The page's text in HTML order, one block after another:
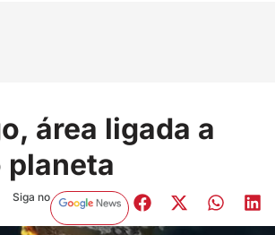
área ligada a
Siga no